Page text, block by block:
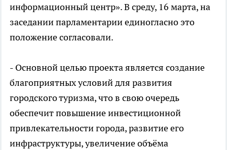
информационный центр». В среду, 16 марта, на
заседании парламентарии единогласно это
положение согласовали.
- Основной целью проекта является создание
благоприятных условий для развития
городского туризма, что в свою очередь
обеспечит повышение инвестиционной
привлекательности города, развитие его
инфраструктуры, увеличение объёма